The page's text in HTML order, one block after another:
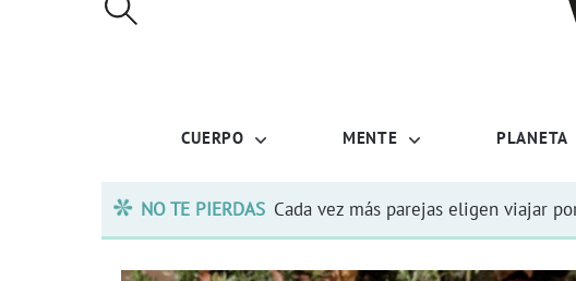
CUERPO MENTE PLANETA
NO TE PIERDAS Cada vez más parejas eligen viajar